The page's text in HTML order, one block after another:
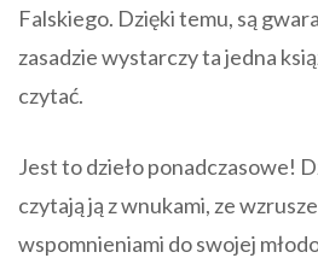
Falskiego. Dzięki temu, są
zasadzie wystarczy ta jedna
czytać.
Jest to dzieło ponadczasowe!
czytają ją z wnukami, ze
wspomnieniami do swojej